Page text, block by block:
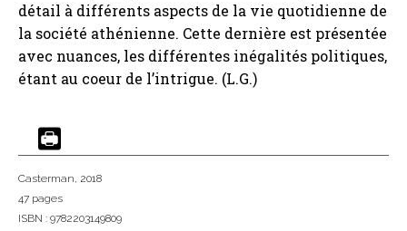
détail à différents aspects de la vie quotidienne de
la société athénienne. Cette dernière est présentée
avec nuances, les différentes inégalités politiques,
étant au coeur de l’intrigue. (L.G.)
Casterman, 2018
47 pages
ISBN : 9782203149809